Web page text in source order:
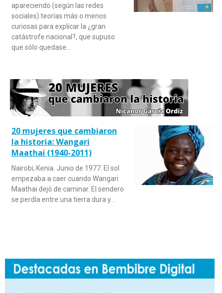
apareciendo (según las redes
sociales) teorías más o menos
curiosas para explicar la ¿gran
catástrofe nacional?, que supuso
que sólo quedase…
20 mujeres que cambiaron
la historia: Wangari
Maathai (1940-2011)
Nairobi, Kenia. Junio de 1977. El sol
empezaba a caer cuando Wangari
Maathai dejó de caminar. El sendero
se perdía entre una tierra dura y…